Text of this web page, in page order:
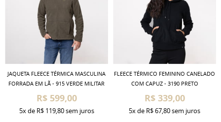
JAQUETA FLEECE TÉRMICA MASCULINA
FORRADA EM LÃ - 915 VERDE MILITAR
R$ 599,00
5xde R$ 119,80sem juros
FLEECE TÉRMICO FEMININO CANELADO
COM CAPUZ - 3190 PRETO
R$ 339,00
5xde R$ 67,80sem juros